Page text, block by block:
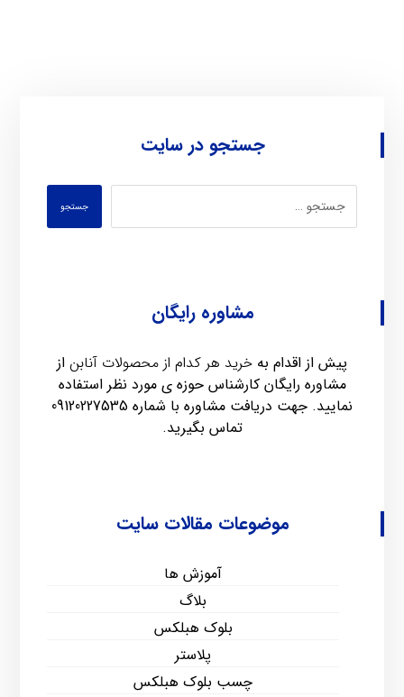
جستجو در سایت
جستجو
مشاوره رایگان
پیش از اقدام به خرید هر کدام از محصولات آنابن از
مشاوره رایگان کارشناس حوزه ی مورد نظر استفاده
نمایید. جهت دریافت مشاوره با شماره 09120227535
تماس بگیرید.
موضوعات مقالات سایت
آموزش ها
بلاگ
بلوک هبلکس
پلاستر
چسب بلوک هبلکس